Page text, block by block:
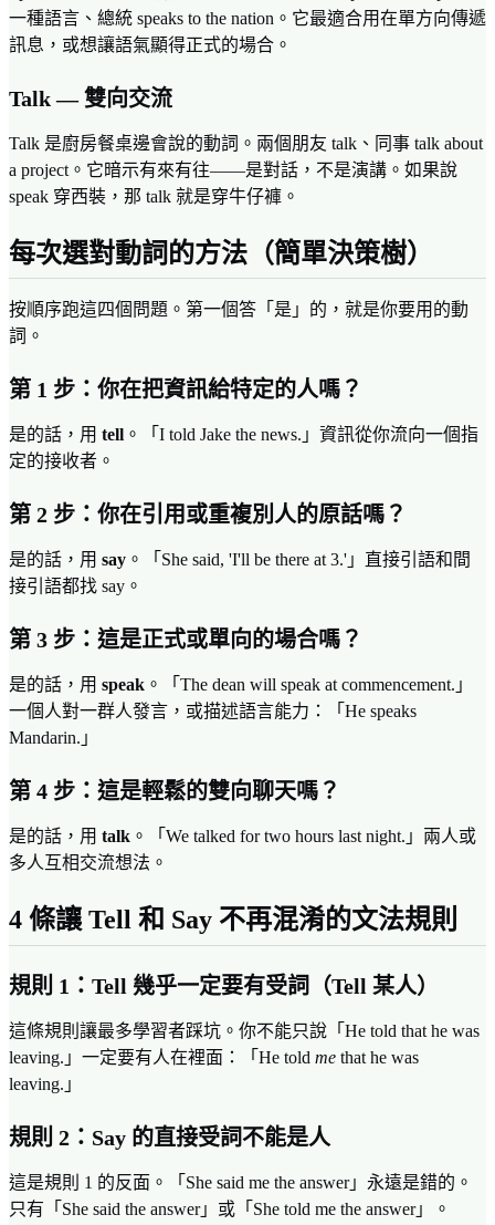
一種語言、總統 speaks to the nation。它最適合用在單方向傳遞
訊息，或想讓語氣顯得正式的場合。
Talk — 雙向交流
Talk 是廚房餐桌邊會說的動詞。兩個朋友 talk、同事 talk about
a project。它暗示有來有往——是對話，不是演講。如果說
speak 穿西裝，那 talk 就是穿牛仔褲。
每次選對動詞的方法（簡單決策樹）
按順序跑這四個問題。第一個答「是」的，就是你要用的動
詞。
第 1 步：你在把資訊給特定的人嗎？
是的話，用 tell 。「I told Jake the news.」資訊從你流向一個指
定的接收者。
第 2 步：你在引用或重複別人的原話嗎？
是的話，用 say 。「She said, 'I'll be there at 3.'」直接引語和間
接引語都找 say。
第 3 步：這是正式或單向的場合嗎？
是的話，用 speak 。「The dean will speak at commencement.」
一個人對一群人發言，或描述語言能力：「He speaks
Mandarin.」
第 4 步：這是輕鬆的雙向聊天嗎？
是的話，用 talk 。「We talked for two hours last night.」兩人或
多人互相交流想法。
4 條讓 Tell 和 Say 不再混淆的文法規則
規則 1：Tell 幾乎一定要有受詞（Tell 某人）
這條規則讓最多學習者踩坑。你不能只說「He told that he was
leaving.」一定要有人在裡面：「He told me that he was
leaving.」
規則 2：Say 的直接受詞不能是人
這是規則 1 的反面。「She said me the answer」永遠是錯的。
只有「She said the answer」或「She told me the answer」。